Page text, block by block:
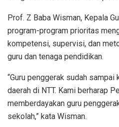
Prof. Z Baba Wisman, Kepala
program-program prioritas
kompetensi, supervisi, dan
guru dan tenaga pendidikan.
“Guru penggerak sudah
daerah di NTT. Kami berharap
memberdayakan guru
sekolah,” kata Wisman.